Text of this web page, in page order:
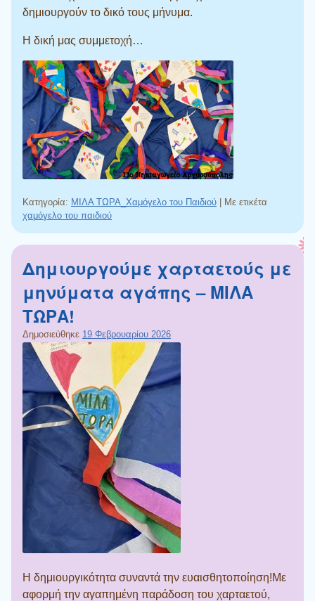
δημιουργούν το δικό τους μήνυμα.
Η δική μας συμμετοχή…
Κατηγορία: ΜΙΛΑ ΤΩΡΑ_Χαμόγελο του Παιδιού
Με ετικέτα
χαμόγελο του παιδιού
Δημιουργούμε χαρταετούς με
μηνύματα αγάπης – ΜΙΛΑ
ΤΩΡΑ!
Δημοσιεύθηκε 19 Φεβρουαρίου 2026
Η δημιουργικότητα συναντά την ευαισθητοποίηση!Με
αφορμή την αγαπημένη παράδοση του χαρταετού,